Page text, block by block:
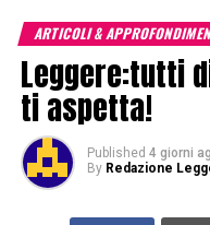
ARTICOLI &
Leggere:tutti
ti aspetta!
Published 4 giorni
By Redazione